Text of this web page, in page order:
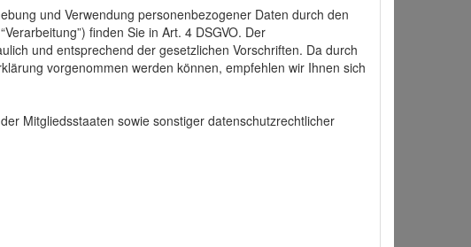
und Verwendung personenbezogener Daten durch den
finden Sie in Art. 4 DSGVO. Der
und entsprechend der gesetzlichen Vorschriften. Da durch
vorgenommen werden können, empfehlen wir Ihnen sich
Mitgliedsstaaten sowie sonstiger datenschutzrechtlicher